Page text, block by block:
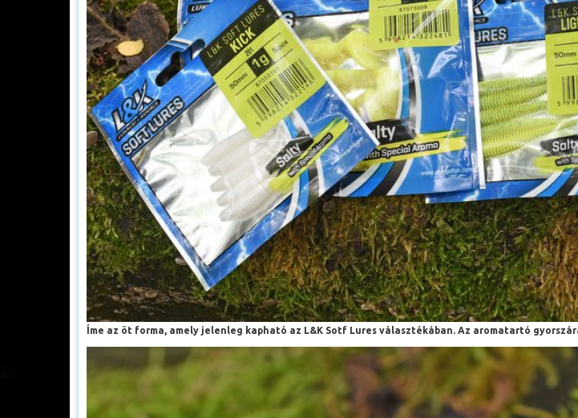
Íme az öt forma, amely jelenleg kapható az L&K Sotf Lures választékában. Az aromatartó